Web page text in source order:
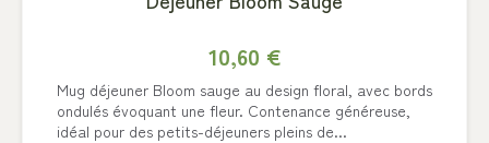
10,60 €
Mug déjeuner Bloom sauge au design floral, avec bords
ondulés évoquant une fleur. Contenance généreuse,
idéal pour des petits-déjeuners pleins de...